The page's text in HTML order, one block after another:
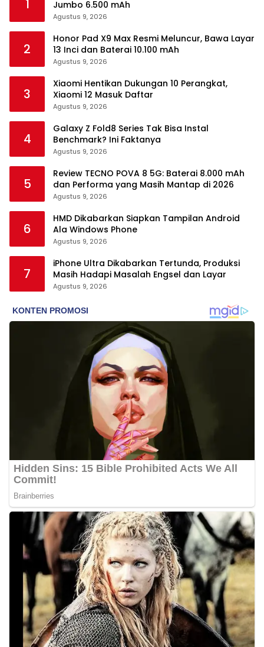
1 Jumbo 6.500 mAh
Agustus 9, 2026
2
Honor Pad X9 Max Resmi Meluncur, Bawa Layar
13 Inci dan Baterai 10.100 mAh
Agustus 9, 2026
3
Xiaomi Hentikan Dukungan 10 Perangkat,
Xiaomi 12 Masuk Daftar
Agustus 9, 2026
4
Galaxy Z Fold8 Series Tak Bisa Instal
Benchmark? Ini Faktanya
Agustus 9, 2026
5
Review TECNO POVA 8 5G: Baterai 8.000 mAh
dan Performa yang Masih Mantap di 2026
Agustus 9, 2026
6
HMD Dikabarkan Siapkan Tampilan Android
Ala Windows Phone
Agustus 9, 2026
7
iPhone Ultra Dikabarkan Tertunda, Produksi
Masih Hadapi Masalah Engsel dan Layar
Agustus 9, 2026